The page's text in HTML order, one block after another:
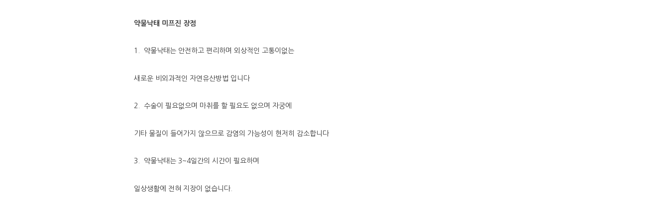
약물낙태 미프진 장점
1. 약물낙태는 안전하고 편리하며 외상적인 고통이없는
새로운 비외과적인 자연유산방법 입니다
2. 수술이 필요없으며 마취를 할 필요도 없으며 자궁에
기타 물질이 들어가지 않으므로 감염의 가능성이 현저히 감소합니다
3. 약물낙태는 3~4일간의 시간이 필요하며
일상생활에 전혀 지장이 없습니다.